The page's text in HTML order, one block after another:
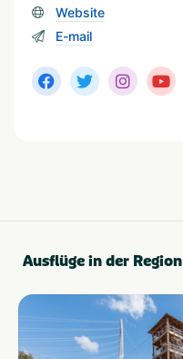
Staanplaats
Website
E-mail
Ausflüge in der Region